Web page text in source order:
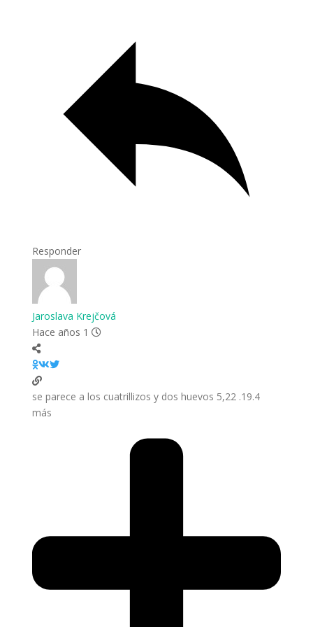
Responder
Jaroslava Krejčová
19.4. 5,22 se parece a los cuatrillizos y dos huevos
más